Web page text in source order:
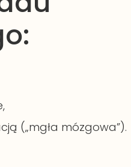
(„mgła mózgowa”).